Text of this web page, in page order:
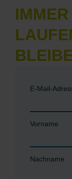
E-Mail-
Vorname
Nachname